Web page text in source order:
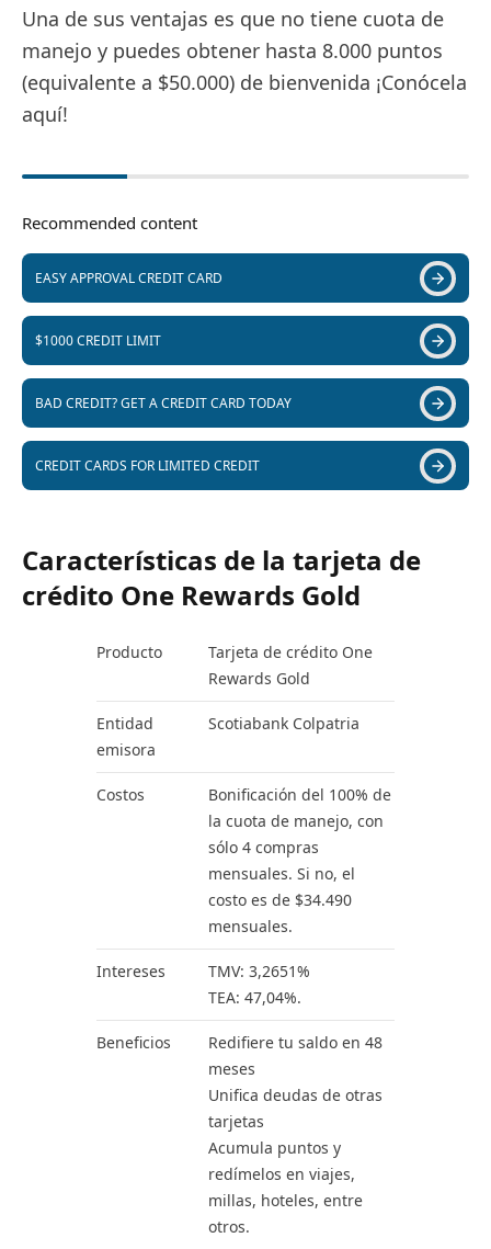
Una de sus ventajas es que no tiene cuota de
manejo y puedes obtener hasta 8.000 puntos
(equivalente a $50.000) de bienvenida ¡Conócela
aquí!
Recommended content
EASY APPROVAL CREDIT CARD
$1000 CREDIT LIMIT
BAD CREDIT? GET A CREDIT CARD TODAY
CREDIT CARDS FOR LIMITED CREDIT
Características de la tarjeta de
crédito One Rewards Gold
Producto
Tarjeta de crédito One
Rewards Gold
Entidad
emisora
Scotiabank Colpatria
Costos
Bonificación del 100% de
la cuota de manejo, con
sólo 4 compras
mensuales. Si no, el
costo es de $34.490
mensuales.
Intereses
TMV: 3,2651%
TEA: 47,04%.
Beneficios
Redifiere tu saldo en 48
meses
Unifica deudas de otras
tarjetas
Acumula puntos y
redímelos en viajes,
millas, hoteles, entre
otros.